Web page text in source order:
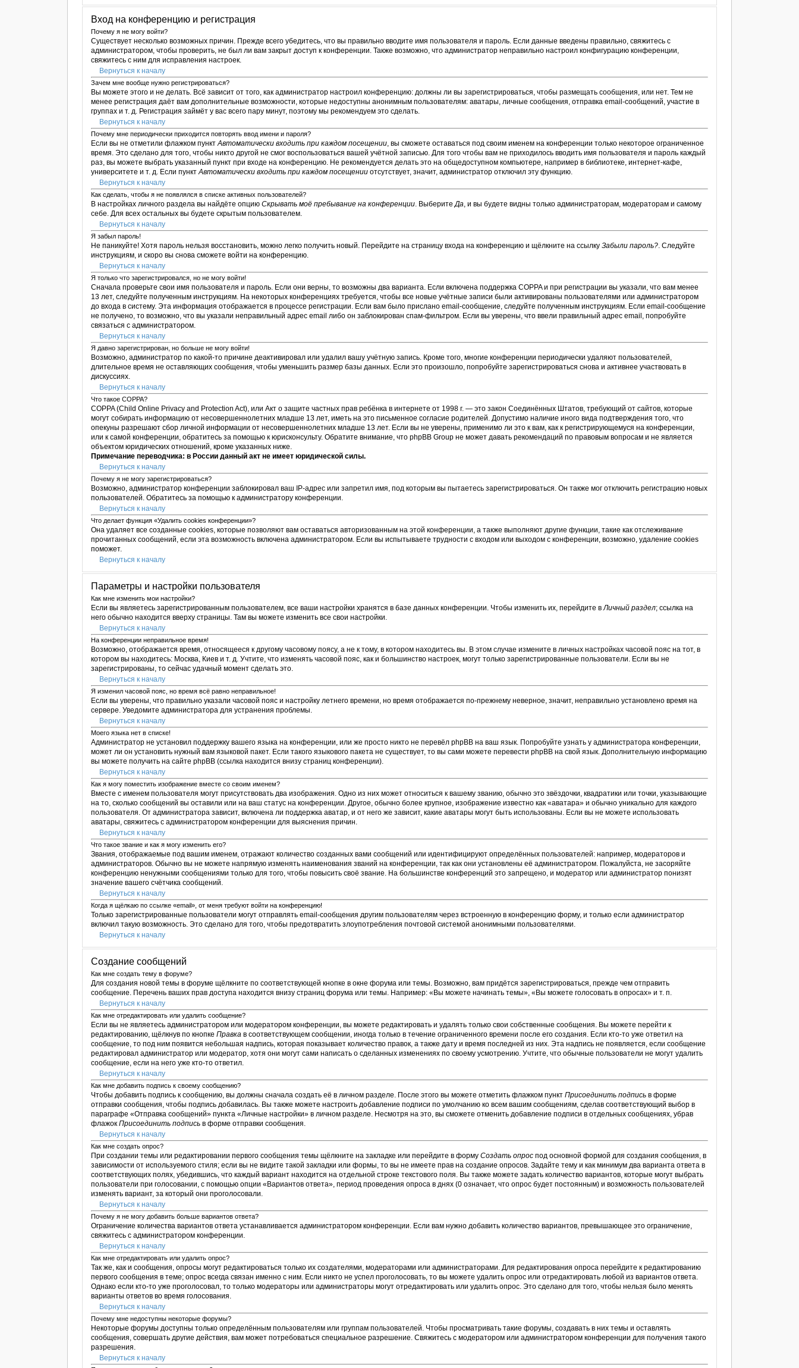
Вход на конференцию и регистрация
Почему я не могу войти?
Существует несколько возможных причин. Прежде всего убедитесь, что вы правильно вводите имя пользователя и пароль. Если данные введены правильно, свяжитесь с
администратором, чтобы проверить, не был ли вам закрыт доступ к конференции. Также возможно, что администратор неправильно настроил конфигурацию конференции,
свяжитесь с ним для исправления настроек.
Вернуться к началу
Зачем мне вообще нужно регистрироваться?
Вы можете этого и не делать. Всё зависит от того, как администратор настроил конференцию: должны ли вы зарегистрироваться, чтобы размещать сообщения, или нет. Тем не
менее регистрация даёт вам дополнительные возможности, которые недоступны анонимным пользователям: аватары, личные сообщения, отправка email-сообщений, участие в
группах и т. д. Регистрация займёт у вас всего пару минут, поэтому мы рекомендуем это сделать.
Вернуться к началу
Почему мне периодически приходится повторять ввод имени и пароля?
Если вы не отметили флажком пунктАвтоматически входить при каждом посещении, вы сможете оставаться под своим именем на конференции только некоторое ограниченное
время. Это сделано для того, чтобы никто другой не смог воспользоваться вашей учётной записью. Для того чтобы вам не приходилось вводить имя пользователя и пароль каждый
раз, вы можете выбрать указанный пункт при входе на конференцию. Не рекомендуется делать это на общедоступном компьютере, например в библиотеке, интернет-кафе,
университете и т. д. Если пунктАвтоматически входить при каждом посещении отсутствует, значит, администратор отключил эту функцию.
Вернуться к началу
Как сделать, чтобы я не появлялся в списке активных пользователей?
В настройках личного раздела вы найдёте опциюСкрывать моё пребывание на конференции. ВыберитеДа, и вы будете видны только администраторам, модераторам и самому
себе. Для всех остальных вы будете скрытым пользователем.
Вернуться к началу
Я забыл пароль!
Не паникуйте! Хотя пароль нельзя восстановить, можно легко получить новый. Перейдите на страницу входа на конференцию и щёлкните на ссылкуЗабыли пароль?. Следуйте
инструкциям, и скоро вы снова сможете войти на конференцию.
Вернуться к началу
Я только что зарегистрировался, но не могу войти!
Сначала проверьте свои имя пользователя и пароль. Если они верны, то возможны два варианта. Если включена поддержка COPPA и при регистрации вы указали, что вам менее
13 лет, следуйте полученным инструкциям. На некоторых конференциях требуется, чтобы все новые учётные записи были активированы пользователями или администратором
до входа в систему. Эта информация отображается в процессе регистрации. Если вам было прислано email-сообщение, следуйте полученным инструкциям. Если email-сообщение
не получено, то возможно, что вы указали неправильный адрес email либо он заблокирован спам-фильтром. Если вы уверены, что ввели правильный адрес email, попробуйте
связаться с администратором.
Вернуться к началу
Я давно зарегистрирован, но больше не могу войти!
Возможно, администратор по какой-то причине деактивировал или удалил вашу учётную запись. Кроме того, многие конференции периодически удаляют пользователей,
длительное время не оставляющих сообщения, чтобы уменьшить размер базы данных. Если это произошло, попробуйте зарегистрироваться снова и активнее участвовать в
дискуссиях.
Вернуться к началу
Что такое COPPA?
COPPA (Child Online Privacy and Protection Act), или Акт о защите частных прав ребёнка в интернете от 1998 г. — это закон Соединённых Штатов, требующий от сайтов, которые
могут собирать информацию от несовершеннолетних младше 13 лет, иметь на это письменное согласие родителей. Допустимо наличие иного вида подтверждения того, что
опекуны разрешают сбор личной информации от несовершеннолетних младше 13 лет. Если вы не уверены, применимо ли это к вам, как к регистрирующемуся на конференции,
или к самой конференции, обратитесь за помощью к юрисконсульту. Обратите внимание, что phpBB Group не может давать рекомендаций по правовым вопросам и не является
объектом юридических отношений, кроме указанных ниже.
Примечание переводчика: в России данный акт не имеет юридической силы.
Вернуться к началу
Почему я не могу зарегистрироваться?
Возможно, администратор конференции заблокировал ваш IP-адрес или запретил имя, под которым вы пытаетесь зарегистрироваться. Он также мог отключить регистрацию новых
пользователей. Обратитесь за помощью к администратору конференции.
Вернуться к началу
Что делает функция «Удалить cookies конференции»?
Она удаляет все созданные cookies, которые позволяют вам оставаться авторизованным на этой конференции, а также выполняют другие функции, такие как отслеживание
прочитанных сообщений, если эта возможность включена администратором. Если вы испытываете трудности с входом или выходом с конференции, возможно, удаление cookies
поможет.
Вернуться к началу
Параметры и настройки пользователя
Как мне изменить мои настройки?
Если вы являетесь зарегистрированным пользователем, все ваши настройки хранятся в базе данных конференции. Чтобы изменить их, перейдите вЛичный раздел; ссылка на
него обычно находится вверху страницы. Там вы можете изменить все свои настройки.
Вернуться к началу
На конференции неправильное время!
Возможно, отображается время, относящееся к другому часовому поясу, а не к тому, в котором находитесь вы. В этом случае измените в личных настройках часовой пояс на тот, в
котором вы находитесь: Москва, Киев и т. д. Учтите, что изменять часовой пояс, как и большинство настроек, могут только зарегистрированные пользователи. Если вы не
зарегистрированы, то сейчас удачный момент сделать это.
Вернуться к началу
Я изменил часовой пояс, но время всё равно неправильное!
Если вы уверены, что правильно указали часовой пояс и настройку летнего времени, но время отображается по-прежнему неверное, значит, неправильно установлено время на
сервере. Уведомите администратора для устранения проблемы.
Вернуться к началу
Моего языка нет в списке!
Администратор не установил поддержку вашего языка на конференции, или же просто никто не перевёл phpBB на ваш язык. Попробуйте узнать у администратора конференции,
может ли он установить нужный вам языковой пакет. Если такого языкового пакета не существует, то вы сами можете перевести phpBB на свой язык. Дополнительную информацию
вы можете получить на сайте phpBB (ссылка находится внизу страниц конференции).
Вернуться к началу
Как я могу поместить изображение вместе со своим именем?
Вместе с именем пользователя могут присутствовать два изображения. Одно из них может относиться к вашему званию, обычно это звёздочки, квадратики или точки, указывающие
на то, сколько сообщений вы оставили или на ваш статус на конференции. Другое, обычно более крупное, изображение известно как «аватара» и обычно уникально для каждого
пользователя. От администратора зависит, включена ли поддержка аватар, и от него же зависит, какие аватары могут быть использованы. Если вы не можете использовать
аватары, свяжитесь с администратором конференции для выяснения причин.
Вернуться к началу
Что такое звание и как я могу изменить его?
Звания, отображаемые под вашим именем, отражают количество созданных вами сообщений или идентифицируют определённых пользователей: например, модераторов и
администраторов. Обычно вы не можете напрямую изменять наименования званий на конференции, так как они установлены её администратором. Пожалуйста, не засоряйте
конференцию ненужными сообщениями только для того, чтобы повысить своё звание. На большинстве конференций это запрещено, и модератор или администратор понизят
значение вашего счётчика сообщений.
Вернуться к началу
Когда я щёлкаю по ссылке «email», от меня требуют войти на конференцию!
Только зарегистрированные пользователи могут отправлять email-сообщения другим пользователям через встроенную в конференцию форму, и только если администратор
включил такую возможность. Это сделано для того, чтобы предотвратить злоупотребления почтовой системой анонимными пользователями.
Вернуться к началу
Создание сообщений
Как мне создать тему в форуме?
Для создания новой темы в форуме щёлкните по соответствующей кнопке в окне форума или темы. Возможно, вам придётся зарегистрироваться, прежде чем отправить
сообщение. Перечень ваших прав доступа находится внизу страниц форума или темы. Например: «Вы можете начинать темы», «Вы можете голосовать в опросах» и т. п.
Вернуться к началу
Как мне отредактировать или удалить сообщение?
Если вы не являетесь администратором или модератором конференции, вы можете редактировать и удалять только свои собственные сообщения. Вы можете перейти к
редактированию, щёлкнув по кнопкеПравка в соответствующем сообщении, иногда только в течение ограниченного времени после его создания. Если кто-то уже ответил на
сообщение, то под ним появится небольшая надпись, которая показывает количество правок, а также дату и время последней из них. Эта надпись не появляется, если сообщение
редактировал администратор или модератор, хотя они могут сами написать о сделанных изменениях по своему усмотрению. Учтите, что обычные пользователи не могут удалить
сообщение, если на него уже кто-то ответил.
Вернуться к началу
Как мне добавить подпись к своему сообщению?
Чтобы добавить подпись к сообщению, вы должны сначала создать её в личном разделе. После этого вы можете отметить флажком пунктПрисоединить подпись в форме
отправки сообщения, чтобы подпись добавилась. Вы также можете настроить добавление подписи по умолчанию ко всем вашим сообщениям, сделав соответствующий выбор в
параграфе «Отправка сообщений» пункта «Личные настройки» в личном разделе. Несмотря на это, вы сможете отменить добавление подписи в отдельных сообщениях, убрав
флажокПрисоединить подпись в форме отправки сообщения.
Вернуться к началу
Как мне создать опрос?
При создании темы или редактировании первого сообщения темы щёлкните на закладке или перейдите в формуСоздать опрос под основной формой для создания сообщения, в
зависимости от используемого стиля; если вы не видите такой закладки или формы, то вы не имеете прав на создание опросов. Задайте тему и как минимум два варианта ответа в
соответствующих полях, убедившись, что каждый вариант находится на отдельной строке текстового поля. Вы также можете задать количество вариантов, которые могут выбрать
пользователи при голосовании, с помощью опции «Вариантов ответа», период проведения опроса в днях (0 означает, что опрос будет постоянным) и возможность пользователей
изменять вариант, за который они проголосовали.
Вернуться к началу
Почему я не могу добавить больше вариантов ответа?
Ограничение количества вариантов ответа устанавливается администратором конференции. Если вам нужно добавить количество вариантов, превышающее это ограничение,
свяжитесь с администратором конференции.
Вернуться к началу
Как мне отредактировать или удалить опрос?
Так же, как и сообщения, опросы могут редактироваться только их создателями, модераторами или администраторами. Для редактирования опроса перейдите к редактированию
первого сообщения в теме; опрос всегда связан именно с ним. Если никто не успел проголосовать, то вы можете удалить опрос или отредактировать любой из вариантов ответа.
Однако если кто-то уже проголосовал, то только модераторы или администраторы могут отредактировать или удалить опрос. Это сделано для того, чтобы нельзя было менять
варианты ответов во время голосования.
Вернуться к началу
Почему мне недоступны некоторые форумы?
Некоторые форумы доступны только определённым пользователям или группам пользователей. Чтобы просматривать такие форумы, создавать в них темы и оставлять
сообщения, совершать другие действия, вам может потребоваться специальное разрешение. Свяжитесь с модератором или администратором конференции для получения такого
разрешения.
Вернуться к началу